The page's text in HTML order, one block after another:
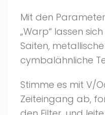
Mit den
„Warp“ lassen
Saiten,
cymbalähnliche
Stimme es mit V/
Zeiteingang ab,